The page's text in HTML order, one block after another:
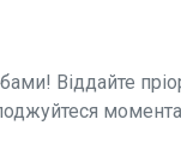
Віддайте